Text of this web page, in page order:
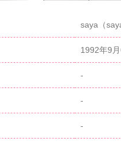
saya（
1992年9
-
-
-